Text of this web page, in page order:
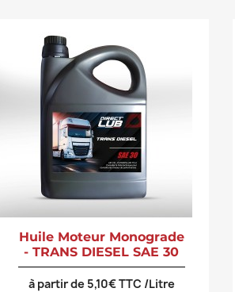
Huile Moteur Monograde
- TRANS DIESEL SAE 30
à partir de 5,10€ TTC /Litre